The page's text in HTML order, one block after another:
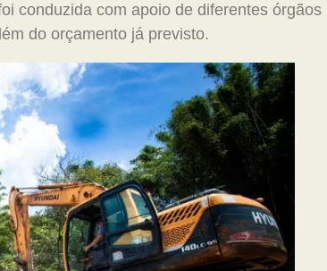
conduzida com apoio de diferentes órgãos
do orçamento já previsto.